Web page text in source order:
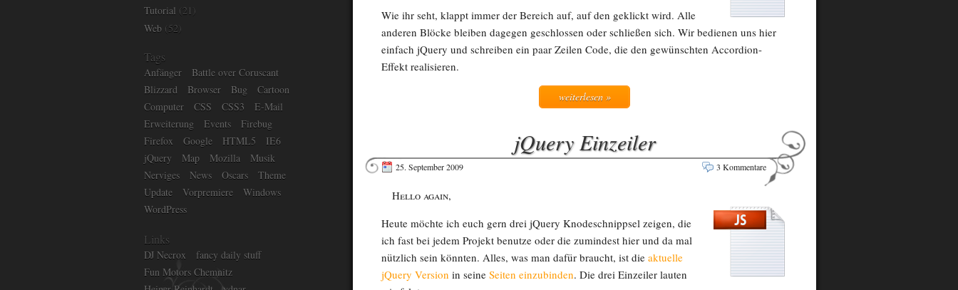
Wie ihr seht, klappt immer der Bereich auf, auf den geklickt wird. Alle
anderen Blöcke bleiben dagegen geschlossen oder schließen sich. Wir bedienen uns hier
einfach jQuery und schreiben ein paar Zeilen Code, die den gewünschten Accordion-
Effekt realisieren.
weiterlesen »
jQuery Einzeiler
25. September 2009 3 Kommentare
Hello again,
Heute möchte ich euch gern drei jQuery Knodeschnippsel zeigen, die
ich fast bei jedem Projekt benutze oder die zumindest hier und da mal
nützlich sein könnten. Alles, was man dafür braucht, ist die aktuelle
jQuery Version in seine Seiten einzubinden. Die drei Einzeiler lauten
Tutorial (21)
Web (52)
Tags
Anfänger
Battle over Coruscant
Blizzard
Browser Bug
Cartoon
Computer
CSS CSS3
E-Mail
Erweiterung
Events
Firebug
Firefox
Google HTML5
IE6
jQuery
Map Mozilla
Musik
Nerviges
News Oscars
Theme
Update
Vorpremiere
Windows
WordPress
Links
DJ Necrox
fancy daily stuff
Fun Motors Chemnitz